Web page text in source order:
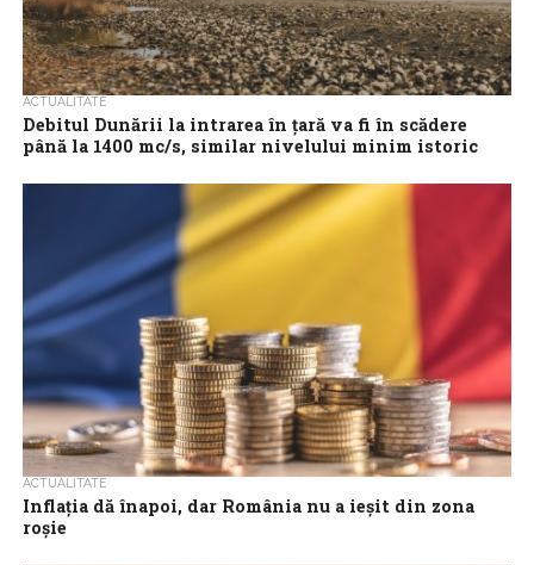
ACTUALITATE
Debitul Dunării la intrarea în țară va fi în scădere
până la 1400 mc/s, similar nivelului minim istoric
Debitul Dunării la intrarea în țară (secțiunea Baziaș) va fi în
scădere până la valoarea de 1400 mc/s în următoarele zile,
ACTUALITATE
Inflația dă înapoi, dar România nu a ieșit din zona
roșie